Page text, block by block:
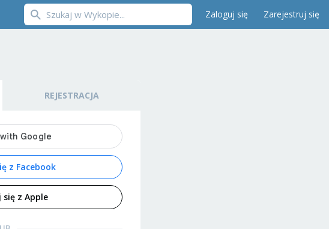
Zaloguj się Zarejestruj się
REJESTRACJA
z Facebook
się z Apple